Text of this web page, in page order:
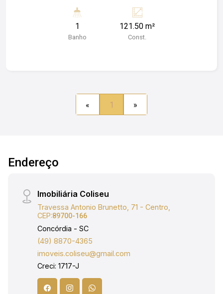
movimentadas e valorizadas do Centro de
de comércio e serviços, oferecendo ótima
adequação às normas vigentes. Uma excelente
oportunidade para quem busca instalar ou
no coração da cidade! Entre em contato para mais
informações e para agendar um horário. Obs:
responsável pelo pagamento de Água; Luz; IPTU
e Seguro Incêndio.
1
Banho
121.50 m²
Const.
« 1 »
Endereço
Imobiliária Coliseu
Travessa Antonio Brunetto, 71 - Centro,
CEP:89700-166
Concórdia - SC
(49) 8870-4365
imoveis.coliseu@gmail.com
Creci: 1717-J